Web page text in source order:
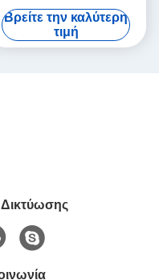
Βρείτε την καλύτερη
τιμή